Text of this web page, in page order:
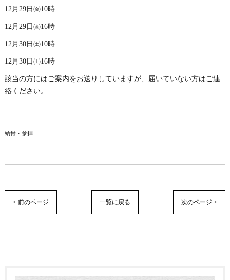
12月29日㈮10時
12月29日㈮16時
12月30日㈯10時
12月30日㈯16時
該当の方にはご案内をお送りしていますが、届いていない方はご連
絡ください。
納骨・参拝
< 前のページ 一覧に戻る 次のページ >